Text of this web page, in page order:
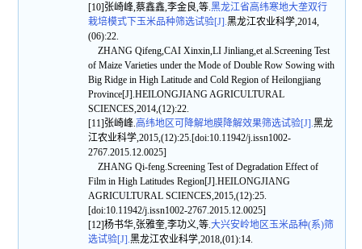
[10]张崎峰,蔡鑫鑫,李金良,等.黑龙江省高纬寒地大垄双行
栽培模式下玉米品种筛选试验[J].黑龙江农业科学,2014,
(06):22.
ZHANG Qifeng,CAI Xinxin,LI Jinliang,et al.Screening Test
of Maize Varieties under the Mode of Double Row Sowing with
Big Ridge in High Latitude and Cold Region of Heilongjiang
Province[J].HEILONGJIANG AGRICULTURAL
SCIENCES,2014,(12):22.
[11]张崎峰.高纬地区可降解地膜降解效果筛选试验[J].黑龙
江农业科学,2015,(12):25.[doi:10.11942/j.issn1002-
2767.2015.12.0025]
ZHANG Qi-feng.Screening Test of Degradation Effect of
Film in High Latitudes Region[J].HEILONGJIANG
AGRICULTURAL SCIENCES,2015,(12):25.
[doi:10.11942/j.issn1002-2767.2015.12.0025]
[12]杨书华,张雅奎,李功义,等.大兴安岭地区玉米品种(系)筛
选试验[J].黑龙江农业科学,2018,(01):14.